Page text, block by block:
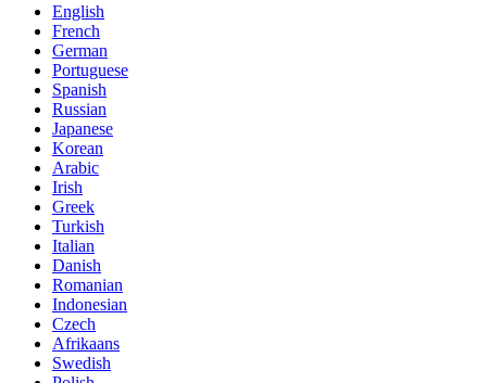
English
French
German
Portuguese
Spanish
Russian
Japanese
Korean
Arabic
Irish
Greek
Turkish
Italian
Danish
Romanian
Indonesian
Czech
Afrikaans
Swedish